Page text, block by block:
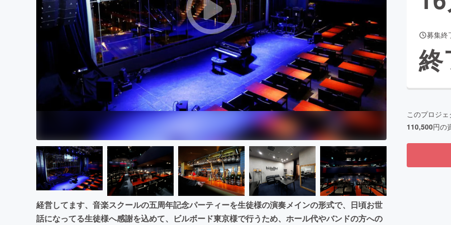
まちづくり・地域活性化
CAMPFIRE for Social GoodCAMPFIRE Creation
CAMPFIREふるさと納税machi-yaコミュニティ
経営してます、音楽スクールの五周年記念パーティーを生徒様の演奏メインの形式で、日頃お世
話になってる生徒様へ感謝を込めて、ビルボード東京様で行うため、ホール代やバンドの方への
募集終
終
このプロジ
110,500円の